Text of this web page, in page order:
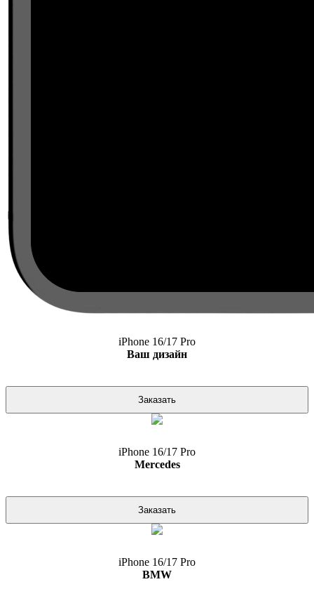
iPhone 16/17 Pro
Ваш дизайн
Заказать
iPhone 16/17 Pro
Mercedes
Заказать
iPhone 16/17 Pro
BMW